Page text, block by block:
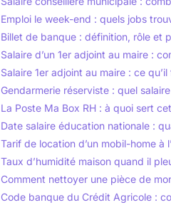
Emploi le week-end : quels jobs
Billet de banque : définition, rôle et
Salaire d’un 1er adjoint au maire :
Salaire 1er adjoint au maire : ce
Gendarmerie réserviste : quel
La Poste Ma Box RH : à quoi sert
Date salaire éducation nationale :
Tarif de location d’un mobil-home à
Taux d’humidité maison quand il
Comment nettoyer une pièce de
Code banque du Crédit Agricole :